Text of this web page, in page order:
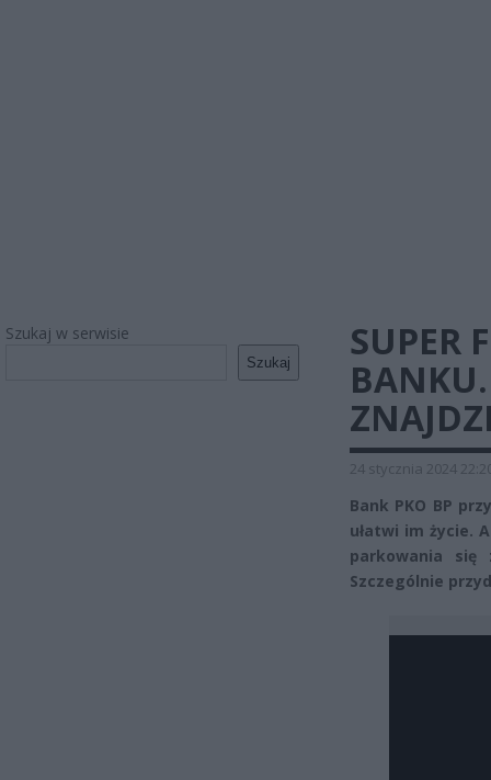
Szukaj w serwisie
Szukaj
SUPER
24 stycznia 2024
Bank PKO BP
ułatwi im życie.
parkowania się
Szczególnie